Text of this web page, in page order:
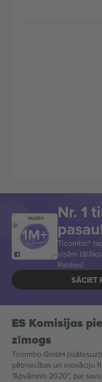
PALDIES! Nr. 1
Ticombo®
visām
Paldies!
SĀCIET
ES Komisijas
zīmogs
Ticombo GmbH
pētniecības un inovāciju
"Apvārsnis 2020", par